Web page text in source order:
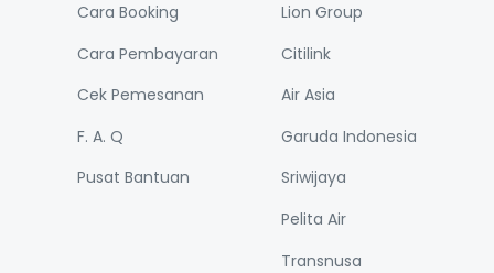
Cara Booking
Cara Pembayaran
Cek Pemesanan
F. A. Q
Pusat Bantuan
Lion Group
Citilink
Air Asia
Garuda Indonesia
Sriwijaya
Pelita Air
Transnusa